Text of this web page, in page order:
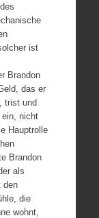
ist
Brandon
das er
trist und
nicht
Hauptrolle
Brandon
als
den
die
wohnt,